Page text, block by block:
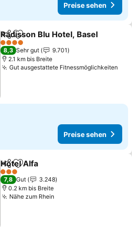
Preise sehen
TeilenZu Favoriten hinzufügen
Radisson Blu Hotel, Basel
4 Sterne
8,3 Sehr gut
9.701
2.1 km bis Breite
Gut ausgestattete Fitnessmöglichkeiten
Preise sehen
TeilenZu Favoriten hinzufügen
Hotel Alfa
3 Sterne
7,8 Gut
3.248
0.2 km bis Breite
Nähe zum Rhein